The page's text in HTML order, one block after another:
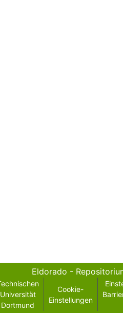
Eldorado -
Universität
Dortmund
Cookie-
Einstellungen